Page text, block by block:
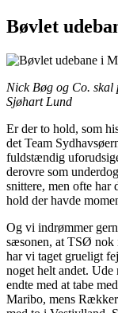
Bøvlet
Nick Bøg og Co.
Sjøhart Lund
Er der to hold, som
det Team
fuldstændig
derovre som
snittere, men ofte har
hold der havde
Og vi indrømmer
sæsonen, at TSØ nok
har vi taget grueligt
noget helt andet.
endte med at tabe
Maribo, mens